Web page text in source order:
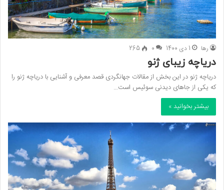
رها 1 دی 1400 0
265
دریاچه زیبای ژنو
دریاچه ژنو در این بخش از مقالات جهانگردی قصد معرفی و آشنایی با دریاچه ژنو را
که یکی از جاهای دیدنی سوئیس است…
بیشتر بخوانید »